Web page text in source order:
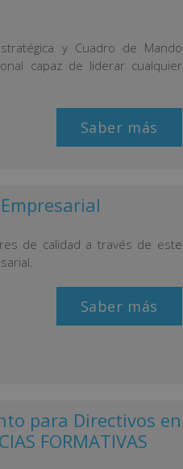
y Cuadro de Mando
capaz de liderar cualquier
Saber más
de calidad a través de este
Saber más
para Directivos en
FORMATIVAS